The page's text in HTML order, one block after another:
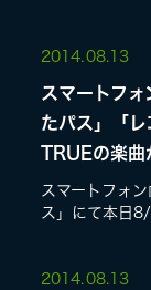
LIVE
2014. 08.13
スマートフ
たパス」「
TRUEの楽曲
スマートフォ
ス」にて本日
2014. 08.13